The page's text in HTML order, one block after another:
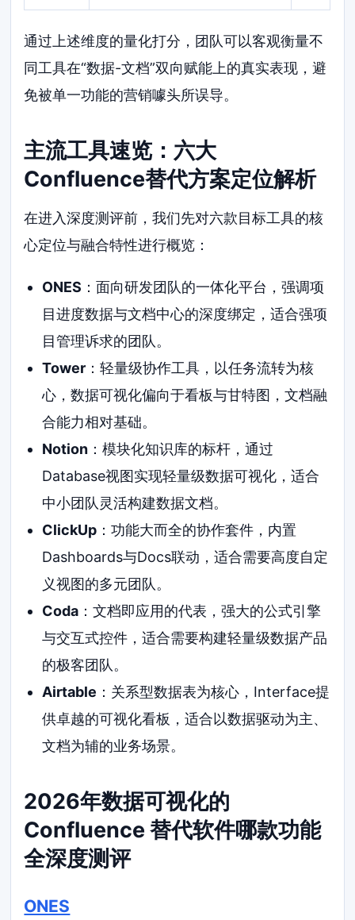
通过上述维度的量化打分，团队可以客观衡量不
同工具在“数据-文档”双向赋能上的真实表现，避
免被单一功能的营销噱头所误导。
主流工具速览：六大
Confluence替代方案定位解析
在进入深度测评前，我们先对六款目标工具的核
心定位与融合特性进行概览：
ONES ：面向研发团队的一体化平台，强调项
目进度数据与文档中心的深度绑定，适合强项
目管理诉求的团队。
Tower：轻量级协作工具，以任务流转为核
心，数据可视化偏向于看板与甘特图，文档融
合能力相对基础。
Notion：模块化知识库的标杆，通过
Database视图实现轻量级数据可视化，适合
中小团队灵活构建数据文档。
ClickUp：功能大而全的协作套件，内置
Dashboards与Docs联动，适合需要高度自定
义视图的多元团队。
Coda：文档即应用的代表，强大的公式引擎
与交互式控件，适合需要构建轻量级数据产品
的极客团队。
Airtable ：关系型数据表为核心，Interface提
供卓越的可视化看板，适合以数据驱动为主、
文档为辅的业务场景。
2026年数据可视化的
Confluence 替代软件哪款功能
全深度测评
ONES